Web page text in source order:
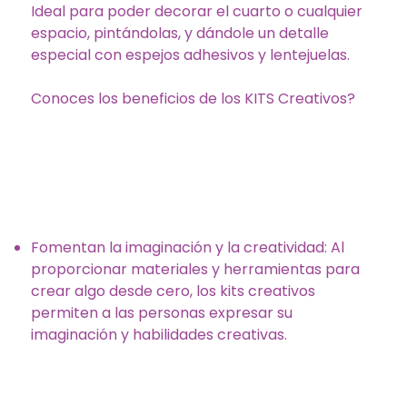
Ideal para poder decorar el cuarto o cualquier
espacio, pintándolas, y dándole un detalle
especial con espejos adhesivos y lentejuelas.
Conoces los beneficios de los KITS Creativos?
Fomentan la imaginación y la creatividad: Al
proporcionar materiales y herramientas para
crear algo desde cero, los kits creativos
permiten a las personas expresar su
imaginación y habilidades creativas.